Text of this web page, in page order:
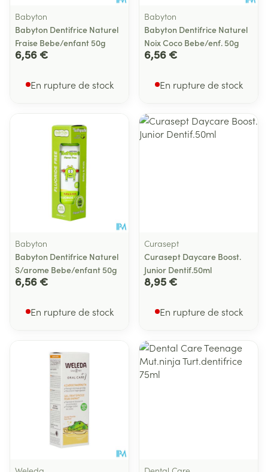
Babyton
Babyton Dentifrice Naturel
Fraise Bebe/enfant 50g
6,56 €
En rupture de stock
Babyton
Babyton Dentifrice Naturel
Noix Coco Bebe/enf. 50g
6,56 €
En rupture de stock
Babyton
Babyton Dentifrice Naturel
S/arome Bebe/enfant 50g
6,56 €
En rupture de stock
Curasept
Curasept Daycare Boost.
Junior Dentif.50ml
8,95 €
En rupture de stock